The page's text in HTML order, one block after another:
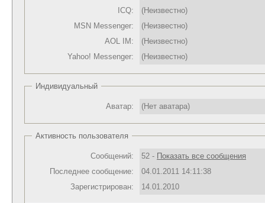
ICQ:
(Неизвестно)
MSN Messenger:
(Неизвестно)
AOL IM:
(Неизвестно)
Yahoo! Messenger:
(Неизвестно)
Индивидуальный
Аватар: (Нет аватара)
Активность пользователя
Сообщений: 52 - Показать все сообщения
Последнее сообщение:
04.01.2011 14:11:38
Зарегистрирован:
14.01.2010